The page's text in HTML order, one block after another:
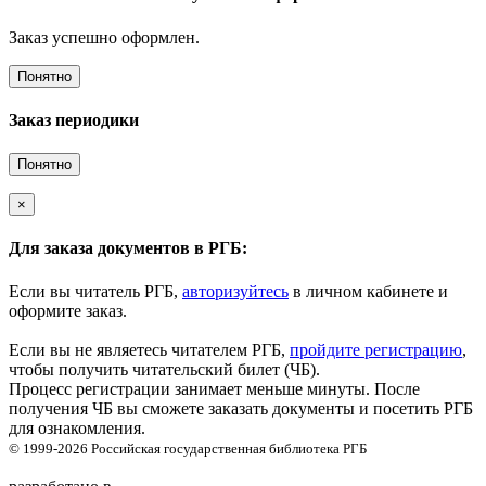
Заказ успешно оформлен.
Понятно
Заказ периодики
Понятно
×
Для заказа документов в РГБ:
Если вы читатель РГБ, авторизуйтесь в личном кабинете и
оформите заказ.
Если вы не являетесь читателем РГБ, пройдите регистрацию,
чтобы получить читательский билет (ЧБ).
Процесс регистрации занимает меньше минуты. После
получения ЧБ вы сможете заказать документы и посетить РГБ
для ознакомления.
© 1999-2026 Российская государственная библиотека РГБ